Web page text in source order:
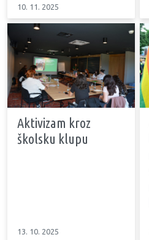
10. 11. 2025
Aktivizam kroz
školsku klupu
13. 10. 2025